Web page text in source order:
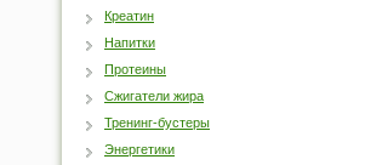
Креатин
Напитки
Протеины
Сжигатели жира
Тренинг-бустеры
Энергетики